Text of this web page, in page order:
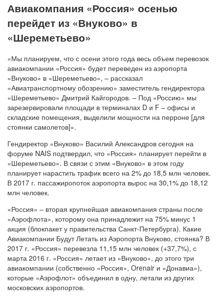
Авиакомпания «Россия» осенью
перейдет из «Внуково» в
«Шереметьево»
«Мы планируем, что с осени этого года весь объем перевозок
авиакомпании «Россия» будет переведен из аэропорта
«Внуково» в «Шереметьево», – рассказал
«Авиатранспортному обозрению» заместитель гендиректора
«Шереметьево» Дмитрий Кайгородов. – Под «Россию» мы
зарезервировали площади в терминалах D и F – офисы и
складские помещения, выделили мощности на перроне [для
стоянки самолетов]».
Гендиректор «Внуково» Василий Александров сегодня на
форуме NAIS подтвердил, что «Россия» планирует перейти в
«Шереметьево». В связи с этим «Внуково» в этом году
планирует нарастить трафик всего на 2% до 18,5 млн человек.
В 2017 г. пассажиропоток аэропорта вырос на 30,1% до 18,12
млн человек.
«Россия» – вторая крупнейшая авиакомпания страны после
«Аэрофлота», которому она принадлежит на 75% минус 1
акция (блокпакет у правительства Санкт-Петербурга). Какие
Авиакомпании Будут Летать из Аэропорта Внуково, стоянка? В
2017 г. «Россия» перевезла 11,15 млн человек (+37,7%), с
марта 2016 г. «Россия» летает из «Внуково», до этого три
авиакомпании (собственно «Россия», Orenair и «Донавиа»),
которые «Аэрофлот» объединил в одну, летали из других
московских аэропортов.